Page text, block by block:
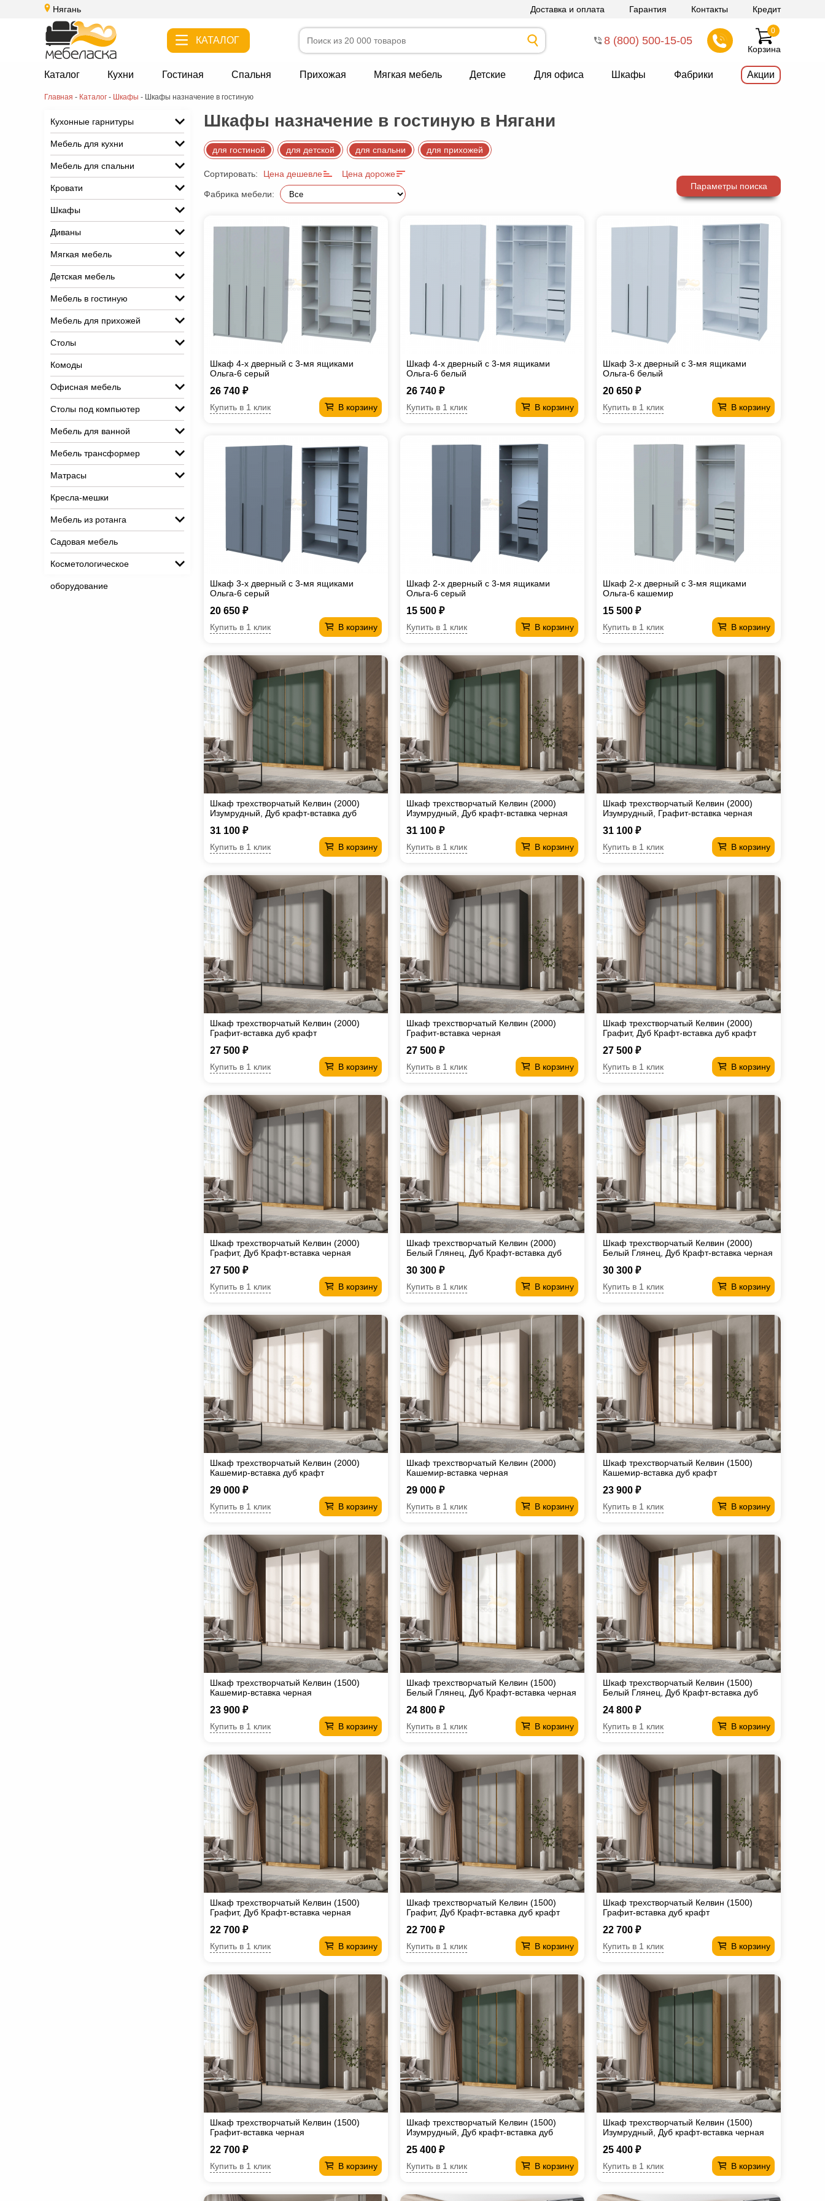
Нягань Доставка и оплата Гарантия Контакты Кредит
КАТАЛОГ 8 (800) 500-15-05
Корзина
0
Каталог Кухни Гостиная Спальня Прихожая Мягкая мебель Детские Для офиса Шкафы Фабрики Акции
Главная - Каталог - Шкафы - Шкафы назначение в гостиную
Кухонные гарнитуры
Мебель для кухни
Мебель для спальни
Кровати
Шкафы
Диваны
Мягкая мебель
Детская мебель
Мебель в гостиную
Мебель для прихожей
Столы
Комоды
Офисная мебель
Столы под компьютер
Мебель для ванной
Мебель трансформер
Матрасы
Кресла-мешки
Мебель из ротанга
Садовая мебель
Косметологическое
оборудование
Шкафы назначение в гостиную в Нягани
для гостиной для детской для спальни для прихожей
Сортировать: Цена дешевле Цена дороже
Фабрика мебели:
Параметры поиска
Шкаф 4-х дверный с 3-мя ящиками
Ольга-6 серый
26 740 ₽
В корзину
Купить в 1 клик
Шкаф 4-х дверный с 3-мя ящиками
Ольга-6 белый
26 740 ₽
В корзину
Купить в 1 клик
Шкаф 3-х дверный с 3-мя ящиками
Ольга-6 белый
20 650 ₽
В корзину
Купить в 1 клик
Шкаф 3-х дверный с 3-мя ящиками
Ольга-6 серый
20 650 ₽
В корзину
Купить в 1 клик
Шкаф 2-х дверный с 3-мя ящиками
Ольга-6 серый
15 500 ₽
В корзину
Купить в 1 клик
Шкаф 2-х дверный с 3-мя ящиками
Ольга-6 кашемир
15 500 ₽
В корзину
Купить в 1 клик
Шкаф трехстворчатый Келвин (2000)
Изумрудный, Дуб крафт-вставка дуб
31 100 ₽
В корзину
Купить в 1 клик
Шкаф трехстворчатый Келвин (2000)
Изумрудный, Дуб крафт-вставка черная
31 100 ₽
В корзину
Купить в 1 клик
Шкаф трехстворчатый Келвин (2000)
Изумрудный, Графит-вставка черная
31 100 ₽
В корзину
Купить в 1 клик
Шкаф трехстворчатый Келвин (2000)
Графит-вставка дуб крафт
27 500 ₽
В корзину
Купить в 1 клик
Шкаф трехстворчатый Келвин (2000)
Графит-вставка черная
27 500 ₽
В корзину
Купить в 1 клик
Шкаф трехстворчатый Келвин (2000)
Графит, Дуб Крафт-вставка дуб крафт
27 500 ₽
В корзину
Купить в 1 клик
Шкаф трехстворчатый Келвин (2000)
Графит, Дуб Крафт-вставка черная
27 500 ₽
В корзину
Купить в 1 клик
Шкаф трехстворчатый Келвин (2000)
Белый Глянец, Дуб Крафт-вставка дуб
30 300 ₽
В корзину
Купить в 1 клик
Шкаф трехстворчатый Келвин (2000)
Белый Глянец, Дуб Крафт-вставка черная
30 300 ₽
В корзину
Купить в 1 клик
Шкаф трехстворчатый Келвин (2000)
Кашемир-вставка дуб крафт
29 000 ₽
В корзину
Купить в 1 клик
Шкаф трехстворчатый Келвин (2000)
Кашемир-вставка черная
29 000 ₽
В корзину
Купить в 1 клик
Шкаф трехстворчатый Келвин (1500)
Кашемир-вставка дуб крафт
23 900 ₽
В корзину
Купить в 1 клик
Шкаф трехстворчатый Келвин (1500)
Кашемир-вставка черная
23 900 ₽
В корзину
Купить в 1 клик
Шкаф трехстворчатый Келвин (1500)
Белый Глянец, Дуб Крафт-вставка черная
24 800 ₽
В корзину
Купить в 1 клик
Шкаф трехстворчатый Келвин (1500)
Белый Глянец, Дуб Крафт-вставка дуб
24 800 ₽
В корзину
Купить в 1 клик
Шкаф трехстворчатый Келвин (1500)
Графит, Дуб Крафт-вставка черная
22 700 ₽
В корзину
Купить в 1 клик
Шкаф трехстворчатый Келвин (1500)
Графит, Дуб Крафт-вставка дуб крафт
22 700 ₽
В корзину
Купить в 1 клик
Шкаф трехстворчатый Келвин (1500)
Графит-вставка дуб крафт
22 700 ₽
В корзину
Купить в 1 клик
Шкаф трехстворчатый Келвин (1500)
Графит-вставка черная
22 700 ₽
В корзину
Купить в 1 клик
Шкаф трехстворчатый Келвин (1500)
Изумрудный, Дуб крафт-вставка дуб
25 400 ₽
В корзину
Купить в 1 клик
Шкаф трехстворчатый Келвин (1500)
Изумрудный, Дуб крафт-вставка черная
25 400 ₽
В корзину
Купить в 1 клик